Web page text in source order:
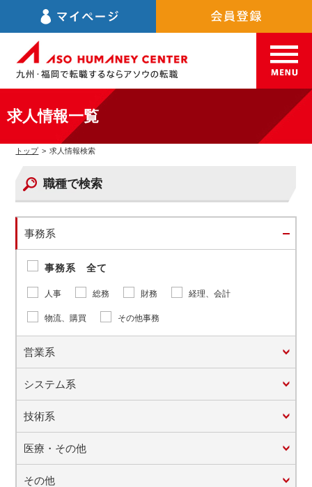
求人情報一覧
トップ > 求人情報検索
職種で検索
事務系
事務系 全て
人事 総務 財務 経理、会計
物流、購買 その他事務
営業系
システム系
技術系
医療・その他
その他